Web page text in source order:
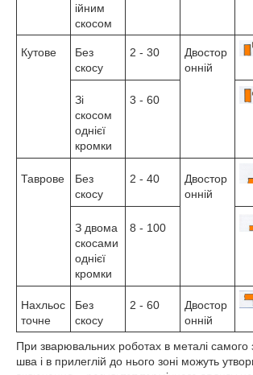
ійним
скосом
Кутове
Без
скосу
2 - 30
Двостор
онній
Зі
скосом
однієї
кромки
3 - 60
Таврове
Без
скосу
2 - 40
Двостор
онній
З двома
скосами
однієї
кромки
8 - 100
Нахльос
точне
Без
скосу
2 - 60
Двостор
онній
При зварювальних роботах в металі самого
шва і в прилеглій до нього зоні можуть